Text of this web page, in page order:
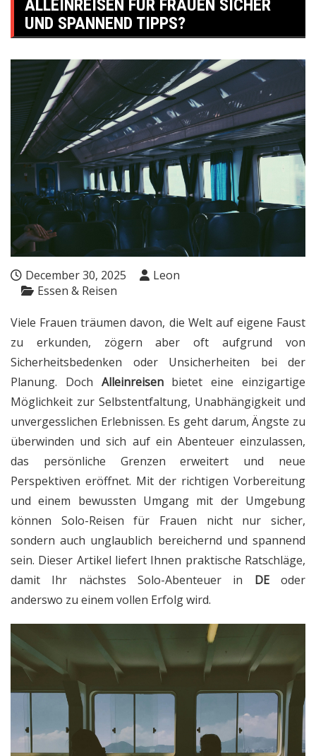
ALLEINREISEN FÜR FRAUEN SICHER
UND SPANNEND TIPPS?
December 30, 2025
Leon
Essen & Reisen
Viele Frauen träumen davon, die Welt auf eigene Faust
zu erkunden, zögern aber oft aufgrund von
Sicherheitsbedenken oder Unsicherheiten bei der
Planung. Doch Alleinreisenbietet eine einzigartige
Möglichkeit zur Selbstentfaltung, Unabhängigkeit und
unvergesslichen Erlebnissen. Es geht darum, Ängste zu
überwinden und sich auf ein Abenteuer einzulassen,
das persönliche Grenzen erweitert und neue
Perspektiven eröffnet. Mit der richtigen Vorbereitung
und einem bewussten Umgang mit der Umgebung
können Solo-Reisen für Frauen nicht nur sicher,
sondern auch unglaublich bereichernd und spannend
sein. Dieser Artikel liefert Ihnen praktische Ratschläge,
damit Ihr nächstes Solo-Abenteuer in DEoder
anderswo zu einem vollen Erfolg wird.